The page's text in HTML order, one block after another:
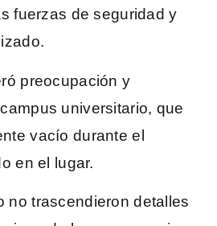
fuerzas de seguridad y
preocupación y
universitario, que
vacío durante el
en el lugar.
no trascendieron detalles